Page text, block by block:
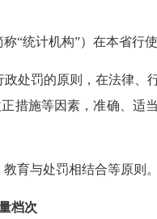
计机构”）在本省行使
罚的原则，在法律、
措施等因素，准确、适
育与处罚相结合等原则。
档次